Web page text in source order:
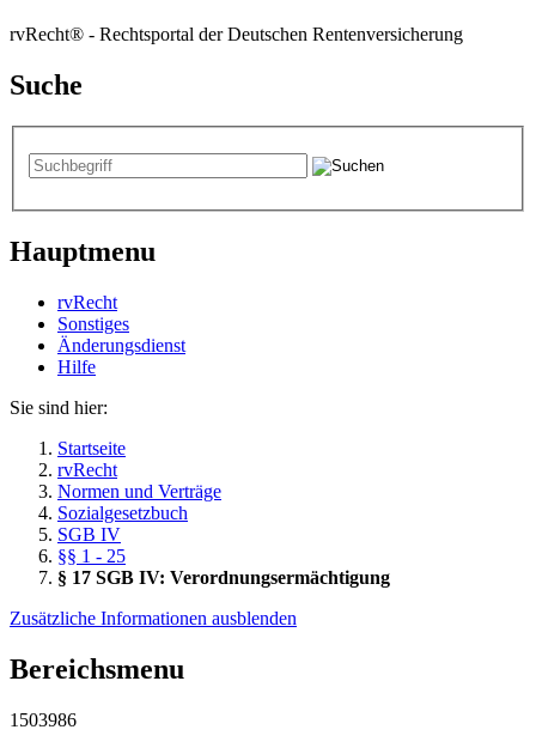
rvRecht® - Rechtsportal der Deutschen Rentenversicherung
Suche
Hauptmenu
rvRecht
Sonstiges
Änderungsdienst
Hil­fe
Sie sind hier:
Startseite
rvRecht
Normen und Verträge
Sozialgesetzbuch
SGB IV
§§ 1 - 25
§ 17 SGB IV: Verordnungsermächtigung
Zusätzliche Informationen ausblenden
Bereichsmenu
1503986